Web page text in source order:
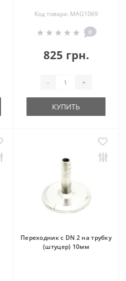
Код товара: MAG1069
0
825 грн.
- +
КУПИТЬ
Переходник с DN 2 на трубку
(штуцер) 10мм